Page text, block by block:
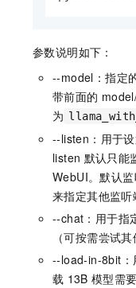
参数说明如下：
--model：指定
带前面的
为
--listen：用于
listen 默认只能
WebUI。默认
来指定其他监听
--chat：用于指
（可按需尝试其
--load-in-8bit：
载 13B 模型需要